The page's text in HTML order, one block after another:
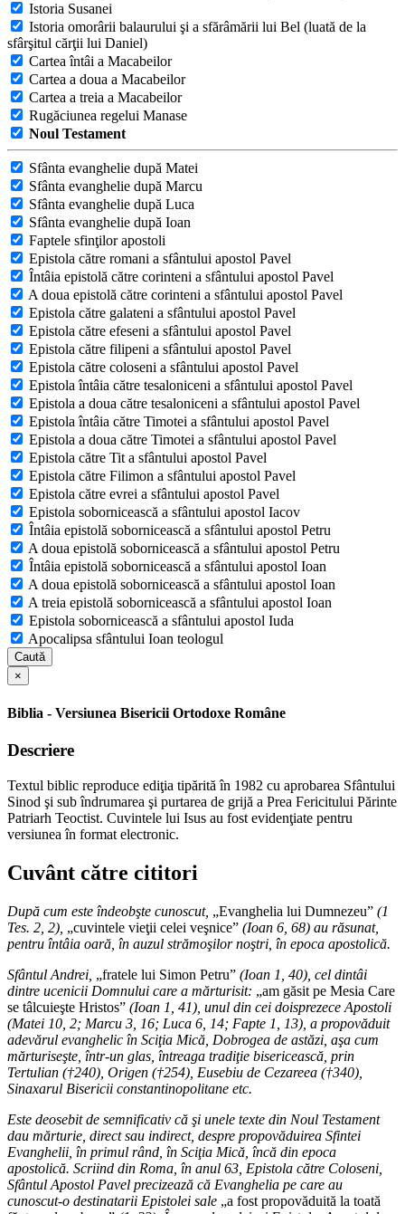
Istoria Susanei
Istoria omorârii balaurului şi a sfărâmării lui Bel (luată de la
sfârşitul cărţii lui Daniel)
Cartea întâi a Macabeilor
Cartea a doua a Macabeilor
Cartea a treia a Macabeilor
Rugăciunea regelui Manase
Noul Testament
Sfânta evanghelie după Matei
Sfânta evanghelie după Marcu
Sfânta evanghelie după Luca
Sfânta evanghelie după Ioan
Faptele sfinţilor apostoli
Epistola către romani a sfântului apostol Pavel
Întâia epistolă către corinteni a sfântului apostol Pavel
A doua epistolă către corinteni a sfântului apostol Pavel
Epistola către galateni a sfântului apostol Pavel
Epistola către efeseni a sfântului apostol Pavel
Epistola către filipeni a sfântului apostol Pavel
Epistola către coloseni a sfântului apostol Pavel
Epistola întâia către tesaloniceni a sfântului apostol Pavel
Epistola a doua către tesaloniceni a sfântului apostol Pavel
Epistola întâia către Timotei a sfântului apostol Pavel
Epistola a doua către Timotei a sfântului apostol Pavel
Epistola către Tit a sfântului apostol Pavel
Epistola către Filimon a sfântului apostol Pavel
Epistola către evrei a sfântului apostol Pavel
Epistola sobornicească a sfântului apostol Iacov
Întâia epistolă sobornicească a sfântului apostol Petru
A doua epistolă sobornicească a sfântului apostol Petru
Întâia epistolă sobornicească a sfântului apostol Ioan
A doua epistolă sobornicească a sfântului apostol Ioan
A treia epistolă sobornicească a sfântului apostol Ioan
Epistola sobornicească a sfântului apostol Iuda
Apocalipsa sfântului Ioan teologul
Caută
×
Biblia - Versiunea Bisericii Ortodoxe Române
Descriere
Textul biblic reproduce ediţia tipărită în 1982 cu aprobarea Sfântului
Sinod şi sub îndrumarea şi purtarea de grijă a Prea Fericitului Părinte
Patriarh Teoctist. Cuvintele lui Isus au fost evidenţiate pentru
versiunea în format electronic.
Cuvânt către cititori
După cum este îndeobşte cunoscut, „Evanghelia lui Dumnezeu” (1
Tes. 2, 2), „cuvintele vieţii celei veşnice” (Ioan 6, 68) au răsunat,
pentru întâia oară, în auzul strămoşilor noştri, în epoca apostolică.
Sfântul Andrei, „fratele lui Simon Petru” (Ioan 1, 40), cel dintâi
dintre ucenicii Domnului care a mărturisit: „am găsit pe Mesia Care
se tâlcuieşte Hristos” (Ioan 1, 41), unul din cei doisprezece Apostoli
(Matei 10, 2; Marcu 3, 16; Luca 6, 14; Fapte 1, 13), a propovăduit
adevărul evanghelic în Sciţia Mică, Dobrogea de astăzi, aşa cum
mărturiseşte, într-un glas, întreaga tradiţie bisericească, prin
Tertulian (†240), Origen (†254), Eusebiu de Cezareea (†340),
Sinaxarul Bisericii constantinopolitane etc.
Este deosebit de semnificativ că şi unele texte din Noul Testament
dau mărturie, direct sau indirect, despre propovăduirea Sfintei
Evanghelii, în primul rând, în Sciţia Mică, încă din epoca
apostolică. Scriind din Roma, în anul 63, Epistola către Coloseni,
Sfântul Apostol Pavel precizează că Evanghelia pe care au
cunoscut-o destinatarii Epistolei sale „a fost propovăduită la toată